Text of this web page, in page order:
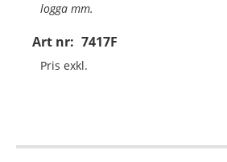
Art nr: 7417F
logga mm.
Material:Självhäftande folie
Mått:105x148mm (eller annat
Pris exkl.